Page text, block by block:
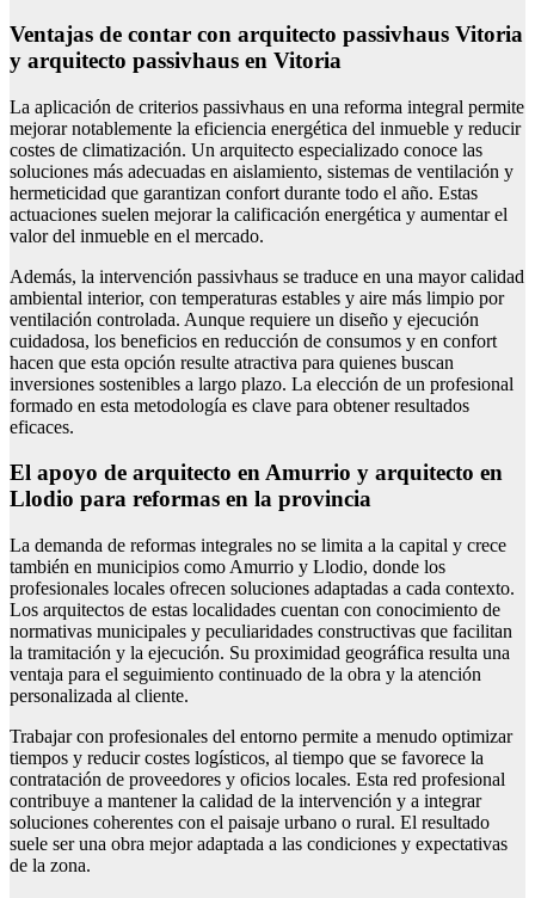
Ventajas de contar con arquitecto passivhaus Vitoria
y arquitecto passivhaus en Vitoria
La aplicación de criterios passivhaus en una reforma integral permite
mejorar notablemente la eficiencia energética del inmueble y reducir
costes de climatización. Un arquitecto especializado conoce las
soluciones más adecuadas en aislamiento, sistemas de ventilación y
hermeticidad que garantizan confort durante todo el año. Estas
actuaciones suelen mejorar la calificación energética y aumentar el
valor del inmueble en el mercado.
Además, la intervención passivhaus se traduce en una mayor calidad
ambiental interior, con temperaturas estables y aire más limpio por
ventilación controlada. Aunque requiere un diseño y ejecución
cuidadosa, los beneficios en reducción de consumos y en confort
hacen que esta opción resulte atractiva para quienes buscan
inversiones sostenibles a largo plazo. La elección de un profesional
formado en esta metodología es clave para obtener resultados
eficaces.
El apoyo de arquitecto en Amurrio y arquitecto en
Llodio para reformas en la provincia
La demanda de reformas integrales no se limita a la capital y crece
también en municipios como Amurrio y Llodio, donde los
profesionales locales ofrecen soluciones adaptadas a cada contexto.
Los arquitectos de estas localidades cuentan con conocimiento de
normativas municipales y peculiaridades constructivas que facilitan
la tramitación y la ejecución. Su proximidad geográfica resulta una
ventaja para el seguimiento continuado de la obra y la atención
personalizada al cliente.
Trabajar con profesionales del entorno permite a menudo optimizar
tiempos y reducir costes logísticos, al tiempo que se favorece la
contratación de proveedores y oficios locales. Esta red profesional
contribuye a mantener la calidad de la intervención y a integrar
soluciones coherentes con el paisaje urbano o rural. El resultado
suele ser una obra mejor adaptada a las condiciones y expectativas
de la zona.